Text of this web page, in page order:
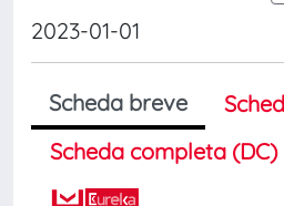
2023-01-01
Scheda breve
Scheda completa (DC)